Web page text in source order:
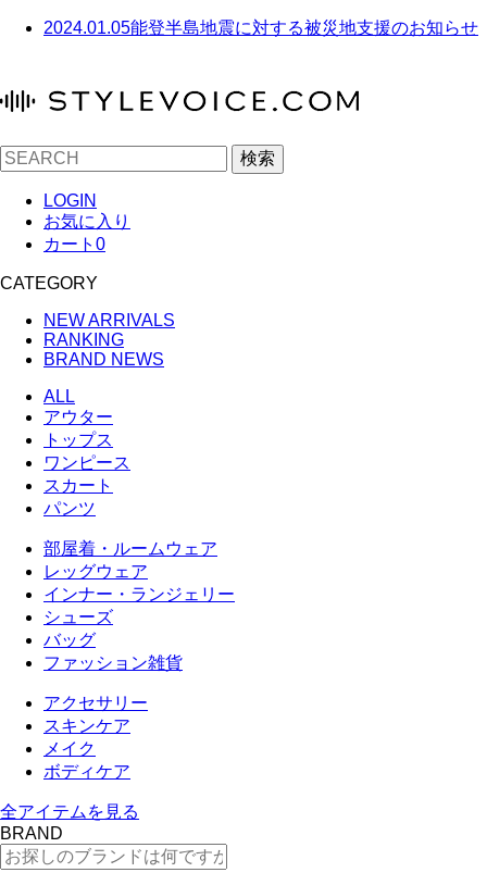
2024.01.05能登半島地震に対する被災地支援のお知らせ
検索
LOGIN
お気に入り
カート 0
CATEGORY
NEW ARRIVALS
RANKING
BRAND NEWS
ALL
アウター
トップス
ワンピース
スカート
パンツ
部屋着・ルームウェア
レッグウェア
インナー・ランジェリー
シューズ
バッグ
ファッション雑貨
アクセサリー
スキンケア
メイク
ボディケア
全アイテムを見る
BRAND